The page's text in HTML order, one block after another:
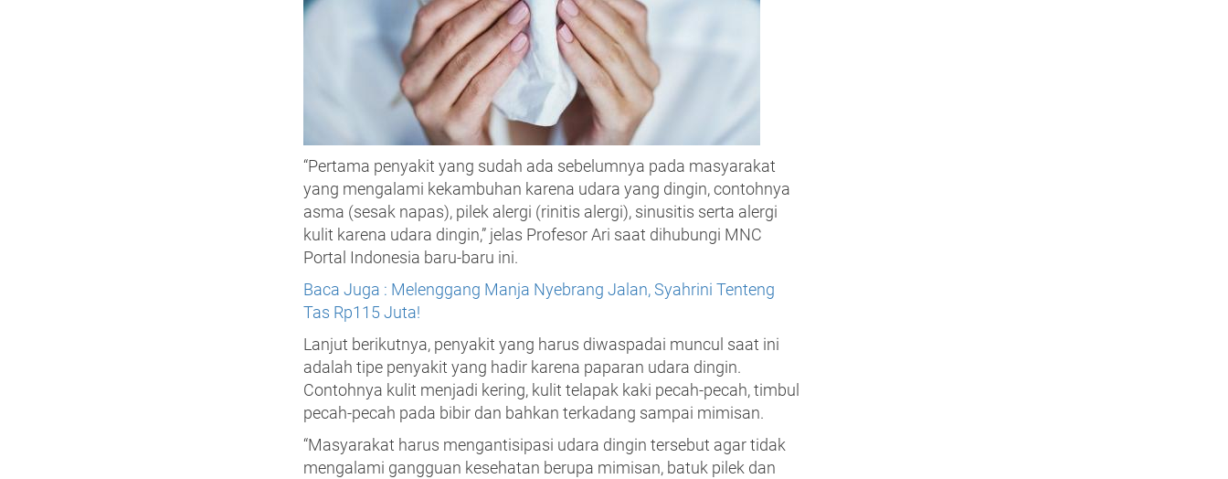
“Pertama penyakit yang sudah ada sebelumnya pada masyarakat
yang mengalami kekambuhan karena udara yang dingin, contohnya
asma (sesak napas), pilek alergi (rinitis alergi), sinusitis serta alergi
kulit karena udara dingin,” jelas Profesor Ari saat dihubungi MNC
Portal Indonesia baru-baru ini.
Baca Juga : Melenggang Manja Nyebrang Jalan, Syahrini Tenteng
Tas Rp115 Juta!
Lanjut berikutnya, penyakit yang harus diwaspadai muncul saat ini
adalah tipe penyakit yang hadir karena paparan udara dingin.
Contohnya kulit menjadi kering, kulit telapak kaki pecah-pecah, timbul
pecah-pecah pada bibir dan bahkan terkadang sampai mimisan.
“Masyarakat harus mengantisipasi udara dingin tersebut agar tidak
mengalami gangguan kesehatan berupa mimisan, batuk pilek dan